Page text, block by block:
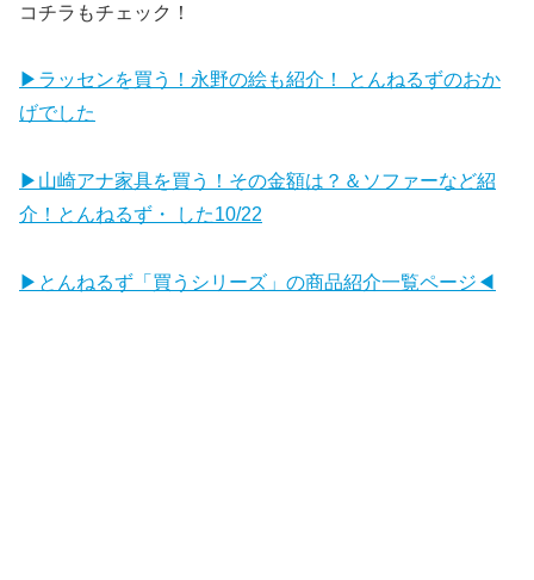
コチラもチェック！
▶ラッセンを買う！永野の絵も紹介！ とんねるずのおか
げでした
▶山崎アナ家具を買う！その金額は？＆ソファーなど紹
介！とんねるず・ した10/22
▶とんねるず「買うシリーズ」の商品紹介一覧ページ◀